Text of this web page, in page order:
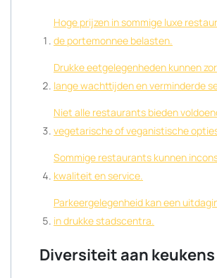
Hoge prijzen in sommige luxe
de portemonnee belasten.
Drukke eetgelegenheden kunnen
lange wachttijden en verminderde
Niet alle restaurants bieden
vegetarische of veganistische
Sommige restaurants kunnen
kwaliteit en service.
Parkeergelegenheid kan een
in drukke stadscentra.
Diversiteit aan keukens